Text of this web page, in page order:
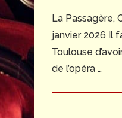
La Passagère,
janvier 2026 Il
Toulouse
de l’opéra …